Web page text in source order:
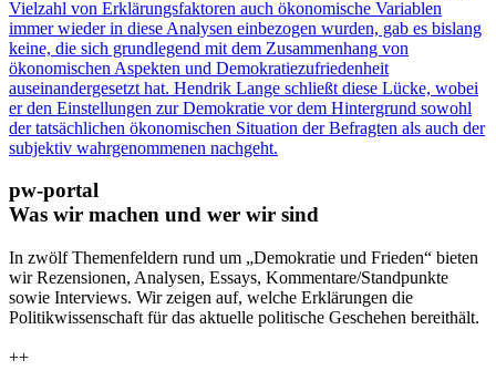
Vielzahl von Erklärungsfaktoren auch ökonomische Variablen
immer wieder in diese Analysen einbezogen wurden, gab es bislang
keine, die sich grundlegend mit dem Zusammenhang von
ökonomischen Aspekten und Demokratiezufriedenheit
auseinandergesetzt hat. Hendrik Lange schließt diese Lücke, wobei
er den Einstellungen zur Demokratie vor dem Hintergrund sowohl
der tatsächlichen ökonomischen Situation der Befragten als auch der
subjektiv wahrgenommenen nachgeht.
pw-portal
Was wir machen und wer wir sind
In zwölf Themenfeldern rund um „Demokratie und Frieden“ bieten
wir Rezensionen, Analysen, Essays, Kommentare/Standpunkte
sowie Interviews. Wir zeigen auf, welche Erklärungen die
Politikwissenschaft für das aktuelle politische Geschehen bereithält.
++